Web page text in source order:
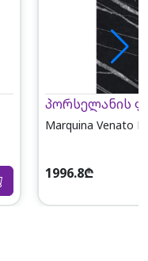
პორსელანის
Marquina Venato
1996.8₾